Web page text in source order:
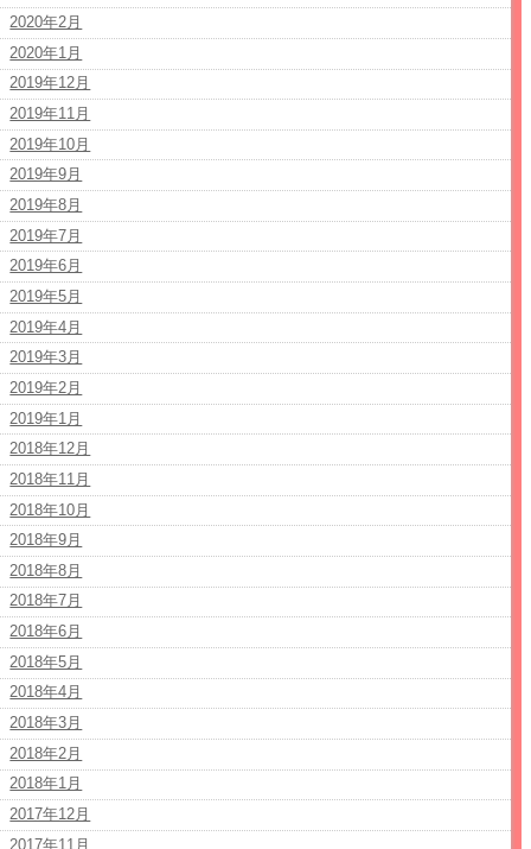
2020年2月
2020年1月
2019年12月
2019年11月
2019年10月
2019年9月
2019年8月
2019年7月
2019年6月
2019年5月
2019年4月
2019年3月
2019年2月
2019年1月
2018年12月
2018年11月
2018年10月
2018年9月
2018年8月
2018年7月
2018年6月
2018年5月
2018年4月
2018年3月
2018年2月
2018年1月
2017年12月
2017年11月